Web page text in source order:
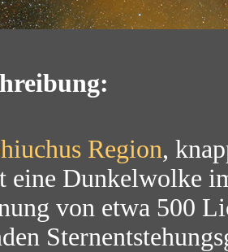
Region,
eine Dunkelwolke
von etwa 500